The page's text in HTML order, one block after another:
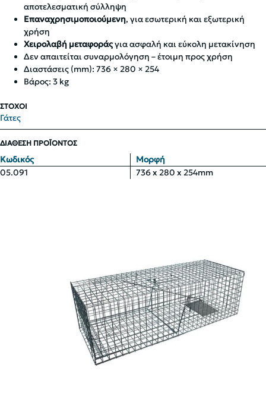
αποτελεσματική σύλληψη
Επαναχρησιμοποιούμενη, για εσωτερική και εξωτερική
χρήση
Χειρολαβή μεταφοράςγια ασφαλή και εύκολη μετακίνηση
Δεν απαιτείται συναρμολόγηση – έτοιμη προς χρήση
Διαστάσεις (mm): 736 × 280 × 254
Βάρος: 3 kg
ΣΤΟΧΟΙ
Γάτες
ΔΙΑΘΕΣΗ ΠΡΟΪΟΝΤΟΣ
Κωδικός
Μορφή
05.091
736 x 280 x 254mm